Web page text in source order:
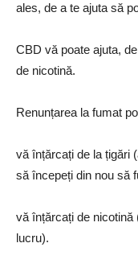
ales, de a te ajuta să
CBD vă poate ajuta,
de nicotină.
Renunțarea la fumat
vă înțărcați de la țigări
să începeți din nou să
vă înțărcați de nicotină
lucru).